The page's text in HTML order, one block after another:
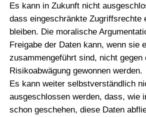
Es kann in Zukunft nicht
dass eingeschränkte Zugriffsrechte
bleiben. Die moralische
Freigabe der Daten kann, wenn sie
zusammengeführt sind, nicht gegen
Risikoabwägung gewonnen werden.
Es kann weiter selbstverständlich
ausgeschlossen werden, dass, wie
schon geschehen, diese Daten